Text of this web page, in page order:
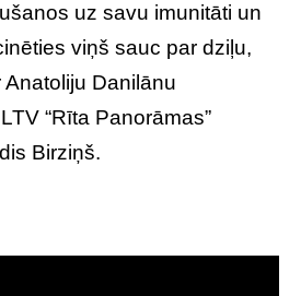
uz savu imunitāti un
viņš sauc par dziļu,
Danilānu
“Rīta Panorāmas”
Birziņš.